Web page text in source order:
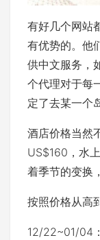
有好几个网站
有优势的。他
供中文服务，
个代理对于每
定了去某一个
酒店价格当然
US$160，水
着季节的变换
按照价格从高
12/22~01/04